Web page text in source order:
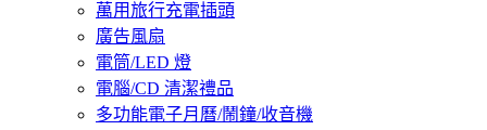
萬用旅行充電插頭
廣告風扇
電筒/LED 燈
電腦/CD 清潔禮品
多功能電子月曆/鬧鐘/收音機